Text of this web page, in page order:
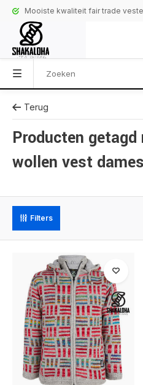
Mooiste kwaliteit fair trade
Terug
Producten getagd
wollen vest dames
Filters